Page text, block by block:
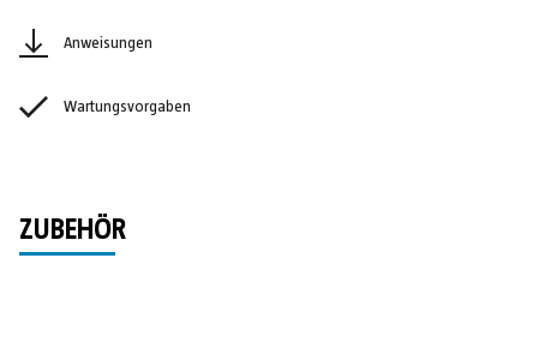
Anweisungen
Wartungsvorgaben
ZUBEHÖR